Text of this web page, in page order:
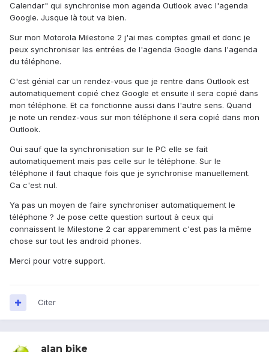
Calendar" qui synchronise mon agenda Outlook avec l'agenda
Google. Jusque là tout va bien.
Sur mon Motorola Milestone 2 j'ai mes comptes gmail et donc je
peux synchroniser les entrées de l'agenda Google dans l'agenda
du téléphone.
C'est génial car un rendez-vous que je rentre dans Outlook est
automatiquement copié chez Google et ensuite il sera copié dans
mon téléphone. Et ca fonctionne aussi dans l'autre sens. Quand
je note un rendez-vous sur mon téléphone il sera copié dans mon
Outlook.
Oui sauf que la synchronisation sur le PC elle se fait
automatiquement mais pas celle sur le téléphone. Sur le
téléphone il faut chaque fois que je synchronise manuellement.
Ca c'est nul.
Ya pas un moyen de faire synchroniser automatiquement le
téléphone ? Je pose cette question surtout à ceux qui
connaissent le Milestone 2 car apparemment c'est pas la même
chose sur tout les android phones.
Merci pour votre support.
Citer
alan bike